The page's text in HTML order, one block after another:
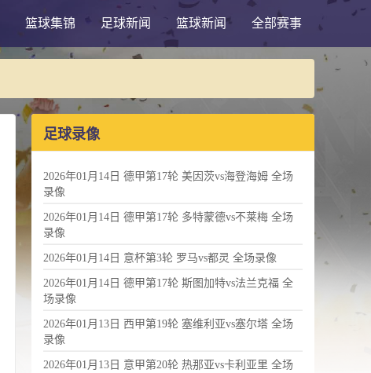
篮球集锦 足球新闻 篮球新闻 全部赛事
足球录像
2026年01月14日 德甲第17轮 美因茨vs海登海姆 全场
录像
2026年01月14日 德甲第17轮 多特蒙德vs不莱梅 全场
录像
2026年01月14日 意杯第3轮 罗马vs都灵 全场录像
2026年01月14日 德甲第17轮 斯图加特vs法兰克福 全
场录像
2026年01月13日 西甲第19轮 塞维利亚vs塞尔塔 全场
录像
2026年01月13日 意甲第20轮 热那亚vs卡利亚里 全场